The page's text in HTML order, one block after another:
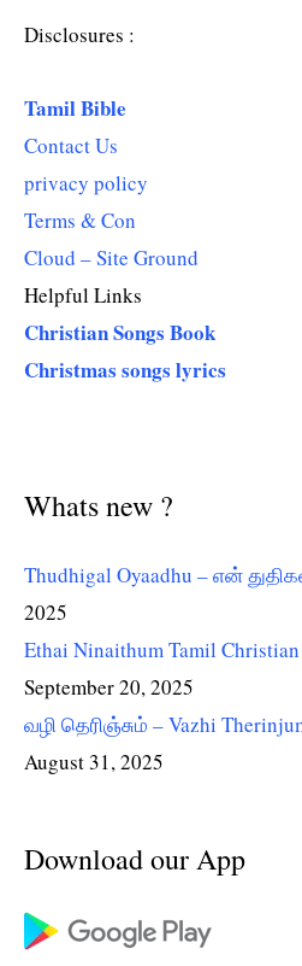
Disclosures :
Tamil Bible
Contact Us
privacy policy
Terms & Con
Cloud – Site Ground
Helpful Links
Christian Songs Book
Christmas songs lyrics
Whats new ?
Thudhigal Oyaadhu – என்
2025
Ethai Ninaithum Tamil
September 20, 2025
வழி தெரிஞ்சும் – Vazhi
August 31, 2025
Download our App